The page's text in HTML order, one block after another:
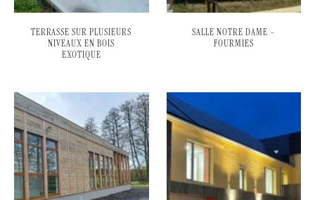
TERRASSE SUR PLUSIEURS
NIVEAUX EN BOIS
EXOTIQUE
SALLE NOTRE DAME –
FOURMIES